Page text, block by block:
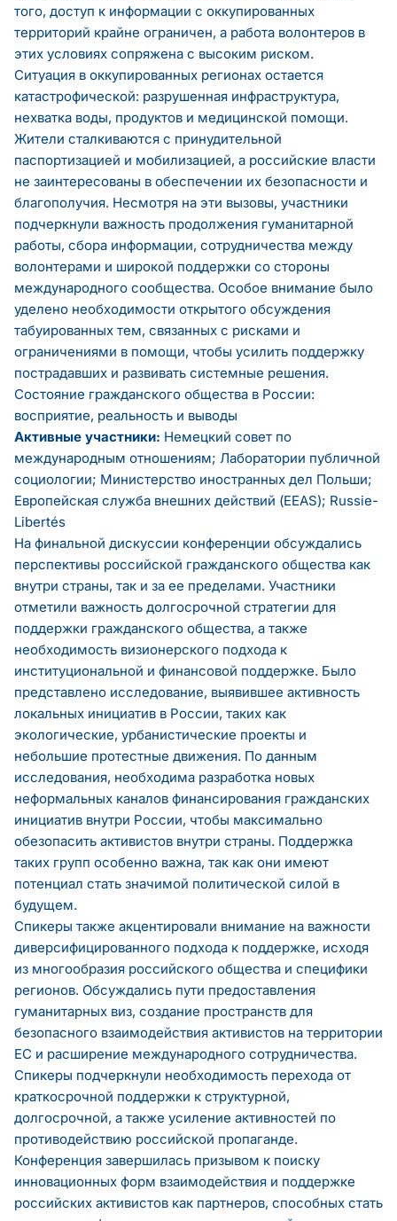
того, доступ к информации с оккупированных
территорий крайне ограничен, а работа волонтеров в
этих условиях сопряжена с высоким риском.
Ситуация в оккупированных регионах остается
катастрофической: разрушенная инфраструктура,
нехватка воды, продуктов и медицинской помощи.
Жители сталкиваются с принудительной
паспортизацией и мобилизацией, а российские власти
не заинтересованы в обеспечении их безопасности и
благополучия. Несмотря на эти вызовы, участники
подчеркнули важность продолжения гуманитарной
работы, сбора информации, сотрудничества между
волонтерами и широкой поддержки со стороны
международного сообщества. Особое внимание было
уделено необходимости открытого обсуждения
табуированных тем, связанных с рисками и
ограничениями в помощи, чтобы усилить поддержку
пострадавших и развивать системные решения.
Состояние гражданского общества в России:
восприятие, реальность и выводы
Активные участники: Немецкий совет по
международным отношениям; Лаборатории публичной
социологии; Министерство иностранных дел Польши;
Европейская служба внешних действий (EEAS); Russie-
Libertés
На финальной дискуссии конференции обсуждались
перспективы российской гражданского общества как
внутри страны, так и за ее пределами. Участники
отметили важность долгосрочной стратегии для
поддержки гражданского общества, а также
необходимость визионерского подхода к
институциональной и финансовой поддержке. Было
представлено исследование, выявившее активность
локальных инициатив в России, таких как
экологические, урбанистические проекты и
небольшие протестные движения. По данным
исследования, необходима разработка новых
неформальных каналов финансирования гражданских
инициатив внутри России, чтобы максимально
обезопасить активистов внутри страны. Поддержка
таких групп особенно важна, так как они имеют
потенциал стать значимой политической силой в
будущем.
Спикеры также акцентировали внимание на важности
диверсифицированного подхода к поддержке, исходя
из многообразия российского общества и специфики
регионов. Обсуждались пути предоставления
гуманитарных виз, создание пространств для
безопасного взаимодействия активистов на территории
ЕС и расширение международного сотрудничества.
Спикеры подчеркнули необходимость перехода от
краткосрочной поддержки к структурной,
долгосрочной, а также усиление активностей по
противодействию российской пропаганде.
Конференция завершилась призывом к поиску
инновационных форм взаимодействия и поддержке
российских активистов как партнеров, способных стать